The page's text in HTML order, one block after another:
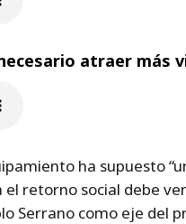
atraer más
ha supuesto
retorno social debe
Serrano como eje del